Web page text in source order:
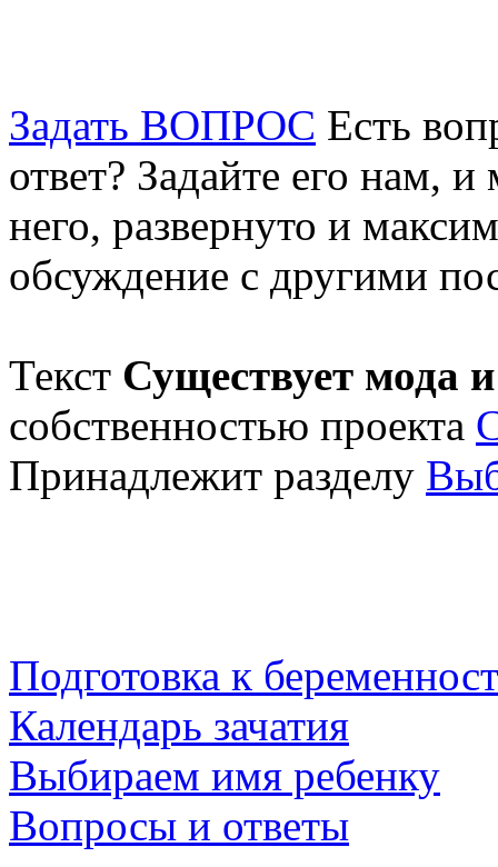
Задать ВОПРОС Есть
ответ? Задайте его нам,
него, развернуто и
обсуждение с другими
Текст Существует мода
собственностью проекта
Принадлежит разделу
Подготовка к
Календарь зачатия
Выбираем имя ребенку
Вопросы и ответы